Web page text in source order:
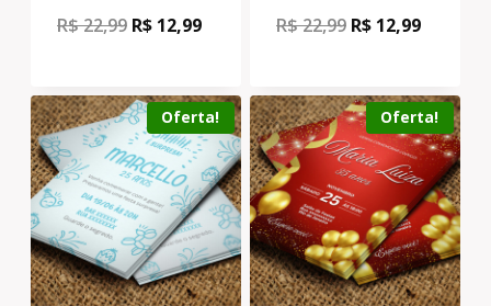
R$22,99 R$ 12,99 R$22,99 R$ 12,99
Oferta! Oferta!